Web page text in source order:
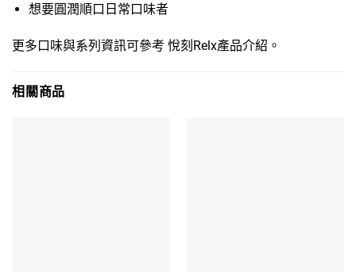
想要圓潤順口日常口味者
更多口味與系列資訊可參考 悅刻Relx產品介紹 。
相關商品